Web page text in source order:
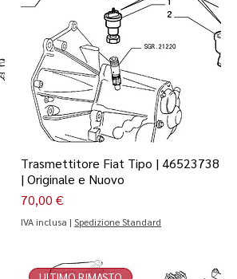
Trasmettitore Fiat Tipo | 46523738
| Originale e Nuovo
Prezzo
70,00 €
IVA inclusa | Spedizione Standard